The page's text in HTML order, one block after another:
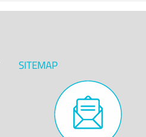
SITEMAP